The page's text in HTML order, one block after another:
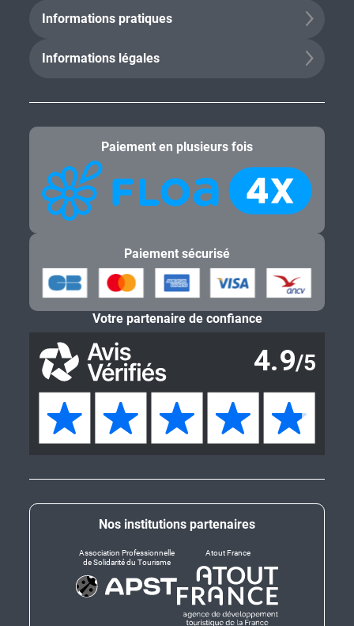
Informations pratiques
Informations légales
Nos institutions partenaires
Association Professionnelle
de Solidarité du Tourisme
Atout France
Paiement en plusieurs fois
Paiement sécurisé
Votre partenaire de confiance